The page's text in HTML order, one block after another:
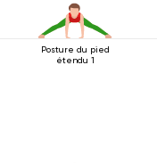
Posture du pied
étendu 1